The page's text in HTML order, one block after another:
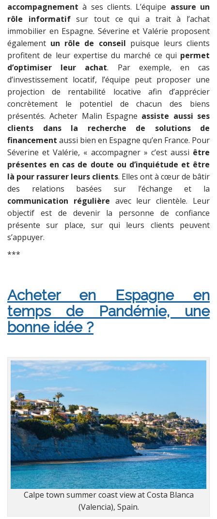
accompagnement à ses clients. L’équipe assure un
rôle informatifsur tout ce qui a trait à l’achat
immobilier en Espagne. Séverine et Valérie proposent
également un rôle de conseil puisque leurs clients
profitent de leur expertise du marché ce qui permet
d’optimiser leur achat. Par exemple, en cas
d’investissement locatif, l’équipe peut proposer une
projection de rentabilité locative afin d’apprécier
concrètement le potentiel de chacun des biens
présentés. Acheter Malin Espagne assiste aussi ses
clients dans la recherche de solutions de
financement aussi bien en Espagne qu’en France. Pour
Séverine et Valérie, « accompagner » c’est aussi être
présentes en cas de doute ou d’inquiétude et être
là pour rassurer leurs clients. Elles ont à cœur de bâtir
des relations basées sur l’échange et la
communication régulière avec leur clientèle. Leur
objectif est de devenir la personne de confiance
présente sur place, sur qui leurs clients peuvent
s’appuyer.
***
Acheter en Espagne en
temps de Pandémie, une
bonne idée ?
Calpe town summer coast view at Costa Blanca
(Valencia), Spain.